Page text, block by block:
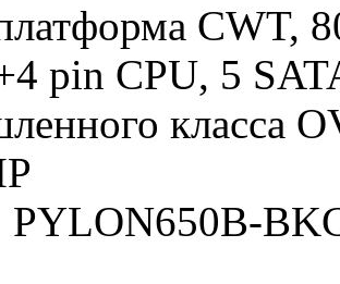
CWT,
pin CPU, 5
класса
PYLON650B-